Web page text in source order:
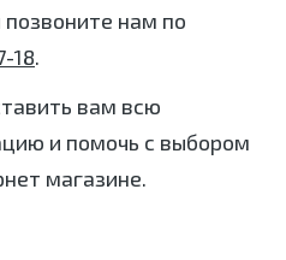
нам по
18.
вам всю
и помочь с выбором
магазине.